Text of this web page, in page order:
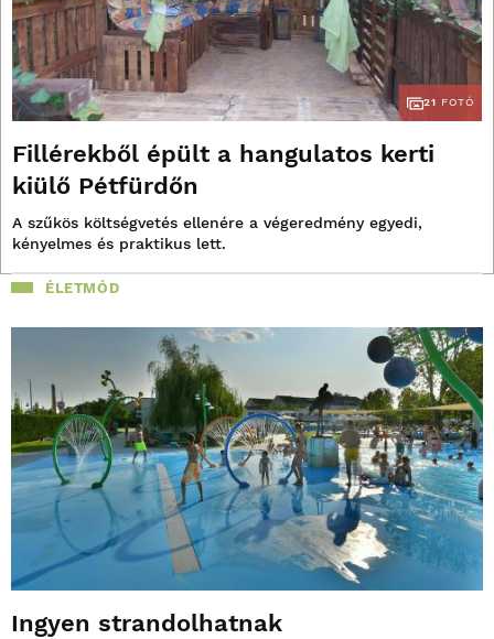
21 FOTÓ
Fillérekből épült a hangulatos kerti
kiülő Pétfürdőn
A szűkös költségvetés ellenére a végeredmény egyedi,
kényelmes és praktikus lett.
ÉLETMÓD
Ingyen strandolhatnak